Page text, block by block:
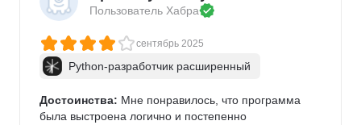
Пользователь Хабра
сентябрь 2025
Python-разработчик расширенный
Достоинства: Мне понравилось, что программа
была выстроена логично и постепенно